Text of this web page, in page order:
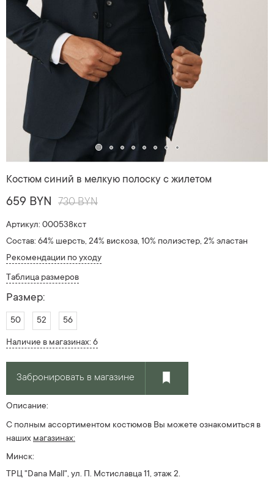
Костюм синий в мелкую полоску с жилетом
659 BYN 730 BYN
Артикул: 000538кст
Состав: 64% шерсть, 24% вискоза, 10% полиэстер, 2% эластан
Рекомендации по уходу
Таблица размеров
Размер:
50 52 56
Наличие в магазинах: 6
Забронировать в магазине
Описание:
С полным ассортиментом костюмов Вы можете ознакомиться в
наших магазинах:
Минск:
ТРЦ "Dana Mall", ул. П. Мстиславца 11, этаж 2.